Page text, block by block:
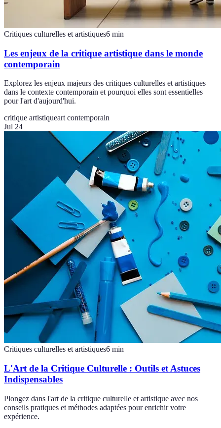
Critiques culturelles et artistiques6 min
Les enjeux de la critique artistique dans le monde
contemporain
Explorez les enjeux majeurs des critiques culturelles et artistiques
dans le contexte contemporain et pourquoi elles sont essentielles
pour l'art d'aujourd'hui.
critique artistiqueart contemporain
Jul 24
Critiques culturelles et artistiques6 min
L'Art de la Critique Culturelle : Outils et Astuces
Indispensables
Plongez dans l'art de la critique culturelle et artistique avec nos
conseils pratiques et méthodes adaptées pour enrichir votre
expérience.